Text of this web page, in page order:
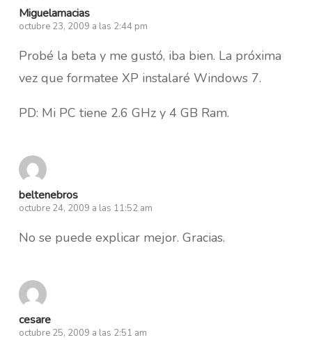
Miguelamacias
octubre 23, 2009 a las 2:44 pm
Probé la beta y me gustó, iba bien. La próxima
vez que formatee XP instalaré Windows 7.
PD: Mi PC tiene 2.6 GHz y 4 GB Ram.
beltenebros
octubre 24, 2009 a las 11:52 am
No se puede explicar mejor. Gracias.
cesare
octubre 25, 2009 a las 2:51 am